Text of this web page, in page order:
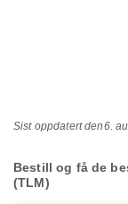
Sist oppdatert den6.
Bestill og få de
(TLM)